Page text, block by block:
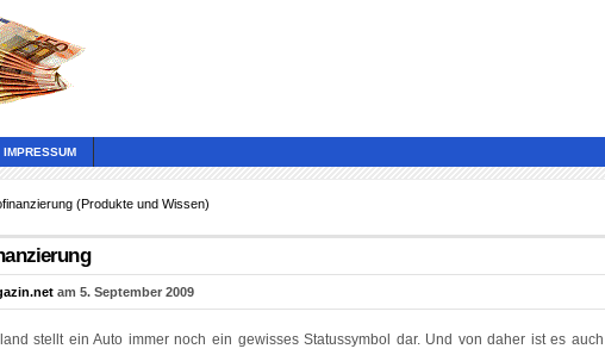
IMPRESSUM
(Produkte und Wissen)
am 5. September 2009
stellt ein Auto immer noch ein gewisses Statussymbol dar. Und von daher ist es auch